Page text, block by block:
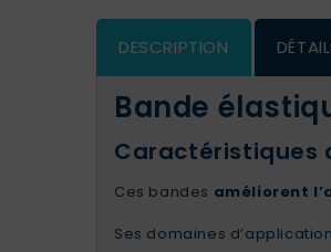
DESCRIPTION
Bande
Caractéristiques
Ces bandes améliorent
Ses domaines